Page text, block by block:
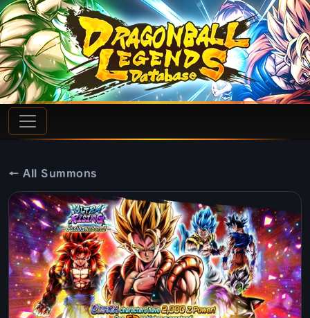
← All Summons